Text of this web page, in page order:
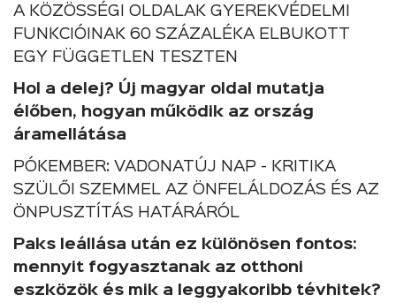
A KÖZÖSSÉGI OLDALAK GYEREKVÉDELMI
FUNKCIÓINAK 60 SZÁZALÉKA ELBUKOTT
EGY FÜGGETLEN TESZTEN
Hol a delej? Új magyar oldal mutatja
élőben, hogyan működik az ország
áramellátása
PÓKEMBER: VADONATÚJ NAP - KRITIKA
SZÜLŐI SZEMMEL AZ ÖNFELÁLDOZÁS ÉS AZ
ÖNPUSZTÍTÁS HATÁRÁRÓL
Paks leállása után ez különösen fontos:
mennyit fogyasztanak az otthoni
eszközök és mik a leggyakoribb tévhitek?